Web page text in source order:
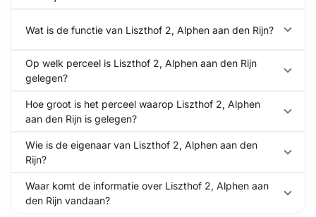
Wat is de functie van Liszthof 2, Alphen aan den Rijn?
Op welk perceel is Liszthof 2, Alphen aan den Rijn
gelegen?
Hoe groot is het perceel waarop Liszthof 2, Alphen
aan den Rijn is gelegen?
Wie is de eigenaar van Liszthof 2, Alphen aan den
Rijn?
Waar komt de informatie over Liszthof 2, Alphen aan
den Rijn vandaan?